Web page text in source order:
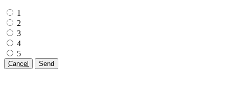
1
2
3
4
5
Cancel Send